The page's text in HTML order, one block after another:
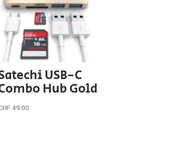
USB-C
Hub Gold
49.00